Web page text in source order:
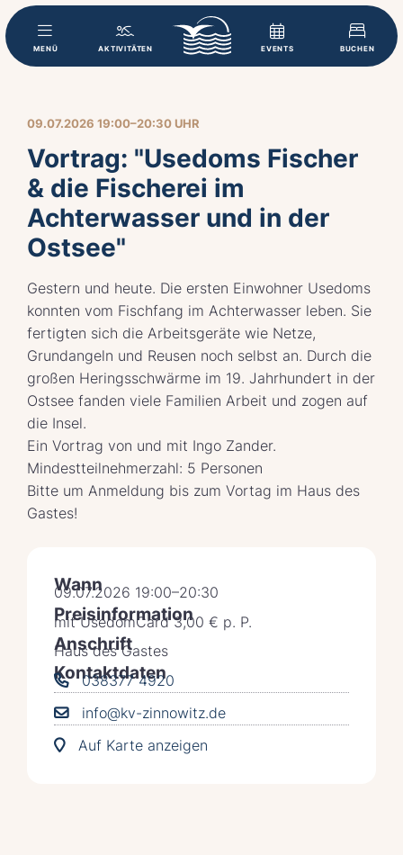
MENÜ AKTIVITÄTEN EVENTS BUCHEN
09.07.2026 19:00–20:30 UHR
Vortrag: "Usedoms Fischer
& die Fischerei im
Achterwasser und in der
Ostsee"
Gestern und heute. Die ersten Einwohner Usedoms
konnten vom Fischfang im Achterwasser leben. Sie
fertigten sich die Arbeitsgeräte wie Netze,
Grundangeln und Reusen noch selbst an. Durch die
großen Heringsschwärme im 19. Jahrhundert in der
Ostsee fanden viele Familien Arbeit und zogen auf
die Insel.
Ein Vortrag von und mit Ingo Zander.
Mindestteilnehmerzahl: 5 Personen
Bitte um Anmeldung bis zum Vortag im Haus des
Gastes!
Wann
09.07.2026 19:00–20:30
Preisinformation
mit UsedomCard 3,00 € p. P.
Anschrift
Haus des Gastes
Kontaktdaten
038377 4920
info@kv-zinnowitz.de
Auf Karte anzeigen